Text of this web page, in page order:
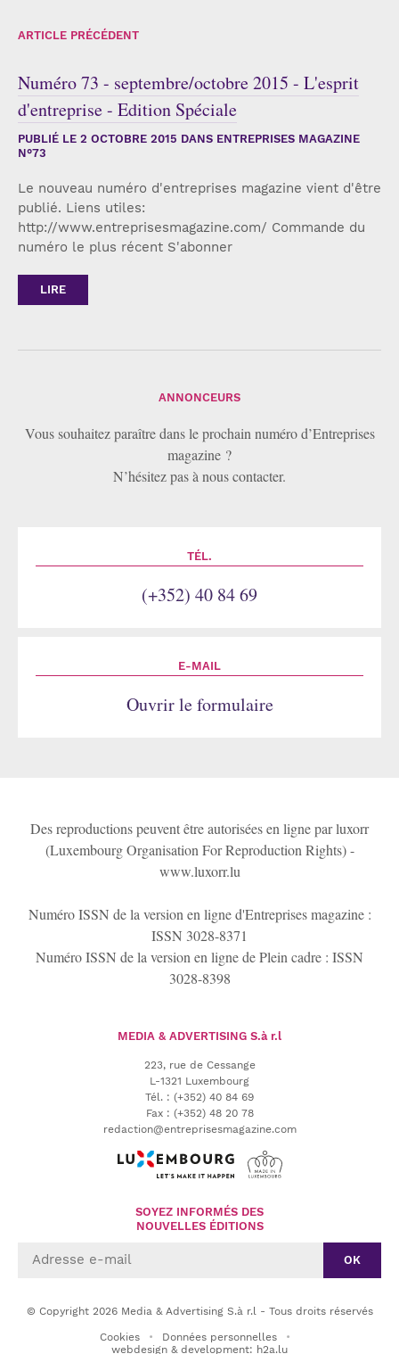
ARTICLE PRÉCÉDENT
Numéro 73 - septembre/octobre 2015 - L'esprit
d'entreprise - Edition Spéciale
PUBLIÉ LE 2 OCTOBRE 2015 DANS ENTREPRISES MAGAZINE
N°73
Le nouveau numéro d'entreprises magazine vient d'être
publié. Liens utiles:
http://www.entreprisesmagazine.com/ Commande du
numéro le plus récent S'abonner
LIRE
ANNONCEURS
Vous souhaitez paraître dans le prochain numéro d’Entreprises
magazine ?
N’hésitez pas à nous contacter.
TÉL.
(+352) 40 84 69
E-MAIL
Ouvrir le formulaire
Des reproductions peuvent être autorisées en ligne par luxorr
(Luxembourg Organisation For Reproduction Rights) -
www.luxorr.lu
Numéro ISSN de la version en ligne d'Entreprises magazine :
ISSN 3028-8371
Numéro ISSN de la version en ligne de Plein cadre : ISSN
3028-8398
MEDIA & ADVERTISING S.à r.l
223, rue de Cessange
L-1321 Luxembourg
Tél. : (+352) 40 84 69
Fax : (+352) 48 20 78
redaction@entreprisesmagazine.com
SOYEZ INFORMÉS DES
NOUVELLES ÉDITIONS
OK
© Copyright 2026 Media & Advertising S.à r.l - Tous droits réservés
Cookies
Données personnelles
webdesign & development: h2a.lu